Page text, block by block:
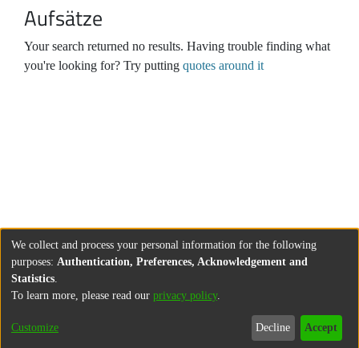
Aufsätze
Your search returned no results. Having trouble finding what
you're looking for? Try putting quotes around it
Imprint
We collect and process your personal information for the following
purposes: Authentication, Preferences, Acknowledgement and
Statistics
To learn more, please read our privacy policy.
Customize Decline Accept